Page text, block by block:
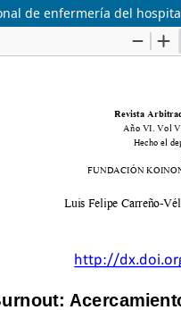
de enfermería del